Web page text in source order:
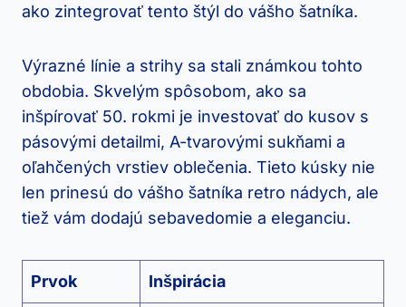
ako zintegrovať tento štýl do vášho šatníka.
Výrazné línie a strihy sa stali známkou tohto
obdobia. Skvelým spôsobom, ako sa
inšpírovať 50. rokmi je investovať do kusov s
pásovými detailmi, A-tvarovými sukňami a
oľahčených vrstiev oblečenia. Tieto kúsky nie
len prinesú do vášho šatníka retro nádych, ale
tiež vám dodajú sebavedomie a eleganciu.
Prvok Inšpirácia